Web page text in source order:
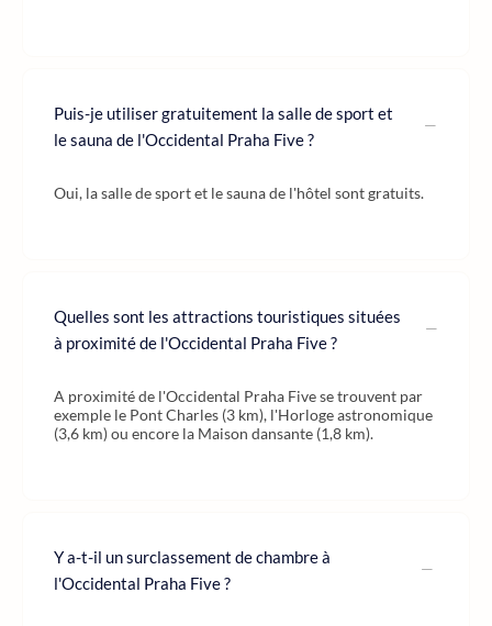
Puis-je utiliser gratuitement la salle de sport et
le sauna de l'Occidental Praha Five ?
Oui, la salle de sport et le sauna de l'hôtel sont gratuits.
Quelles sont les attractions touristiques situées
à proximité de l'Occidental Praha Five ?
A proximité de l'Occidental Praha Five se trouvent par
exemple le Pont Charles (3 km), l'Horloge astronomique
(3,6 km) ou encore la Maison dansante (1,8 km).
Y a-t-il un surclassement de chambre à
l'Occidental Praha Five ?